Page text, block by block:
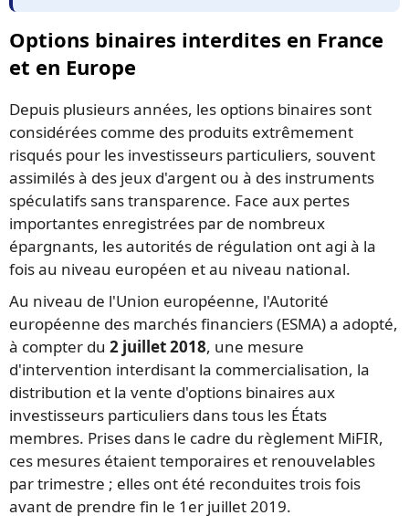
Options binaires interdites en France
et en Europe
Depuis plusieurs années, les options binaires sont
considérées comme des produits extrêmement
risqués pour les investisseurs particuliers, souvent
assimilés à des jeux d'argent ou à des instruments
spéculatifs sans transparence. Face aux pertes
importantes enregistrées par de nombreux
épargnants, les autorités de régulation ont agi à la
fois au niveau européen et au niveau national.
Au niveau de l'Union européenne, l'Autorité
européenne des marchés financiers (ESMA) a adopté,
à compter du 2 juillet 2018, une mesure
d'intervention interdisant la commercialisation, la
distribution et la vente d'options binaires aux
investisseurs particuliers dans tous les États
membres. Prises dans le cadre du règlement MiFIR,
ces mesures étaient temporaires et renouvelables
par trimestre ; elles ont été reconduites trois fois
avant de prendre fin le 1er juillet 2019.